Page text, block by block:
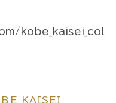
kobe_kaisei_col